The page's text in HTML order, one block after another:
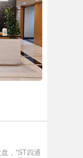
元公司债
代码：
资者公开
10日主力
，*ST四通
手率1.57%